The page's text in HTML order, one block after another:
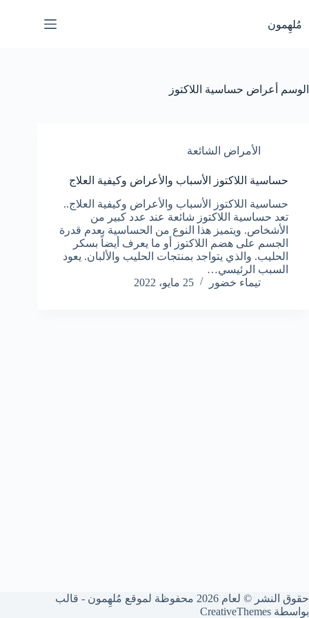
إلى
المحتوى
مُلهِمون
الوسم أعراض حساسية اللاكتوز
الأمراض الشائعة
حساسية اللاكتوز الأسباب والأعراض وكيفية العلاج
حساسية اللاكتوز الأسباب والأعراض وكيفية العلاج..
تعد حساسية اللاكتوز شائعة عند عدد كبير من
الأشخاص. ويتميز هذا النوع من الحساسية بعدم قدرة
الجسم على هضم اللاكتوز أو ما يعرف أيضاً بسكر
الحليب. والذي يتواجد بمنتجات الحليب والألبان. يعود
السبب الرئيسي…
تيماء خضور
25 مايو، 2022
حقوق النشر © لعام 2026 محفوظة لموقع مُلهِمون - قالب
بواسطة CreativeThemes